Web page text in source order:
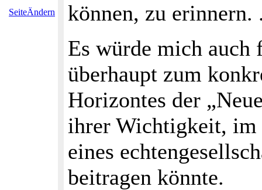
SeiteÄndern
können, zu erinnern.
Es würde mich auch
überhaupt zum
Horizontes der
ihrer Wichtigkeit, im
eines
beitragen könnte.